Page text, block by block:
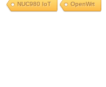
NUC980 IoT OpenWrt